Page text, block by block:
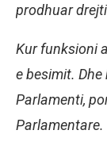
prodhuar
Kur funksioni
e besimit.
Parlamenti,
Parlamentare.